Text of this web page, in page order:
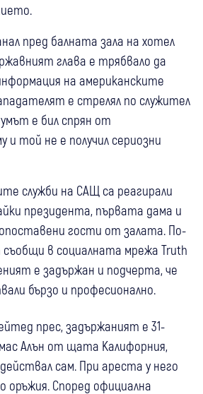
пред балната зала на хотел
глава е трябвало да
на американските
е стрелял по служител
е бил спрян от
той не е получил сериозни
служби на САЩ са реагирали
президента, първата дама и
гости от залата. По-
съобщи в социалната мрежа Truth
е задържан и подчерта, че
бързо и професионално.
прес, задържаният е 31-
Алън от щата Калифорния,
сам. При ареста у него
оръжия. Според официална